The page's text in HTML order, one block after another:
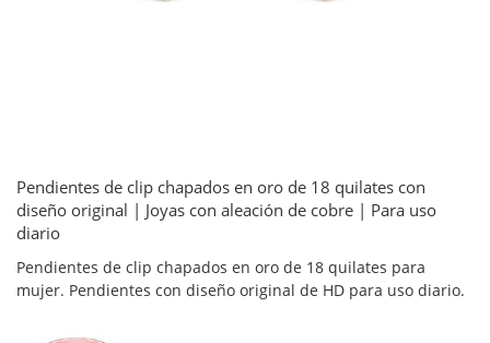
Pendientes de clip chapados en oro de 18 quilates con
diseño original | Joyas con aleación de cobre | Para uso
diario
Pendientes de clip chapados en oro de 18 quilates para
mujer. Pendientes con diseño original de HD para uso diario.